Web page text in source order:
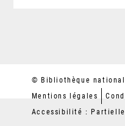
© Bibliothèque
Mentions légales
Accessibilité :